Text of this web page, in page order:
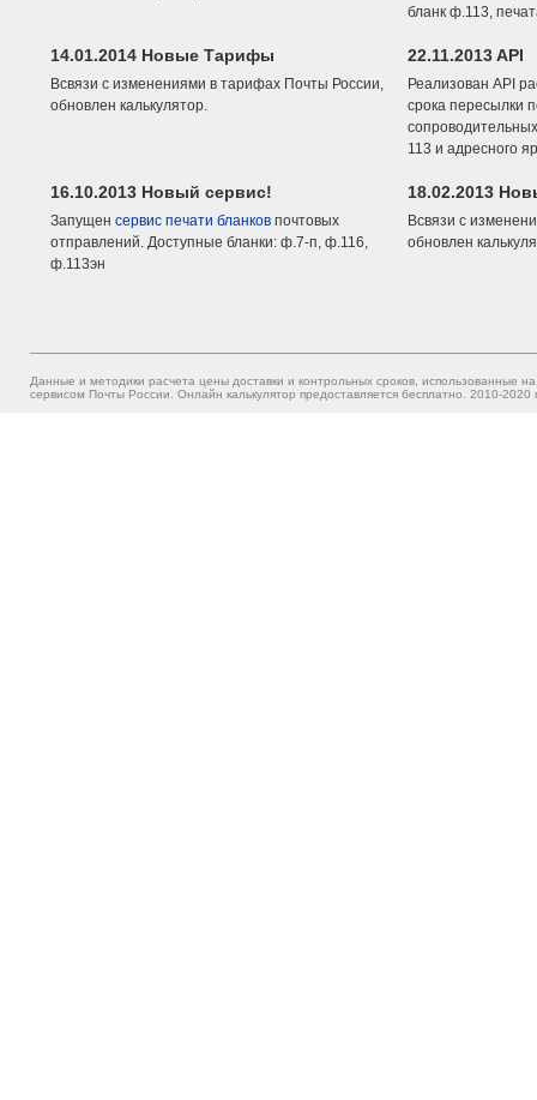
бланк ф.113,
14.01.2014 Новые Тарифы
Всвязи с изменениями в тарифах Почты России,
обновлен калькулятор.
22.11.2013 API
Реализован API
срока пересылки
113 и адресного
16.10.2013 Новый сервис!
Запущен сервис печати бланков почтовых
отправлений. Доступные бланки: ф.7-п, ф.116,
ф.113эн
18.02.2013
Всвязи с
обновлен
Данные и методики расчета цены доставки и контрольных сроков, использованные
сервисом Почты России. Онлайн калькулятор предоставляется бесплатно. 2010-2020